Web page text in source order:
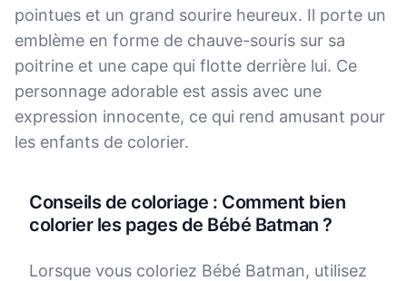
pointues et un grand sourire heureux. Il porte un
emblème en forme de chauve-souris sur sa
poitrine et une cape qui flotte derrière lui. Ce
personnage adorable est assis avec une
expression innocente, ce qui rend amusant pour
les enfants de colorier.
Conseils de coloriage : Comment bien
colorier les pages de Bébé Batman ?
Lorsque vous coloriez Bébé Batman, utilisez